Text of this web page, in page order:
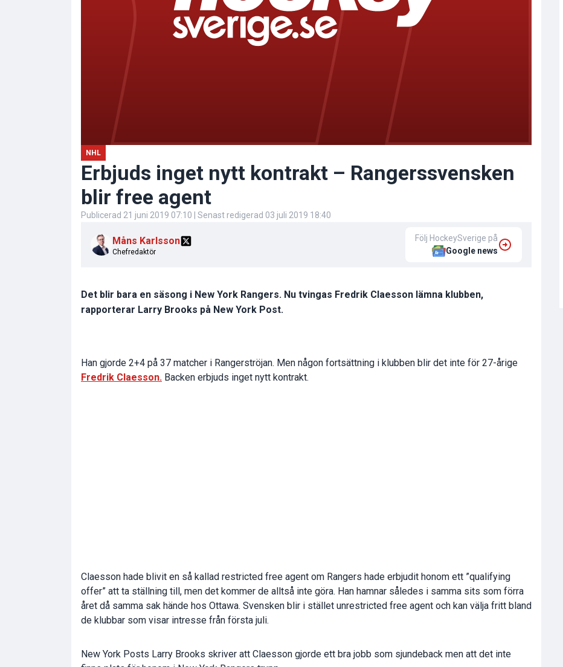
NHL
Erbjuds inget nytt kontrakt – Rangerssvensken
blir free agent
Publicerad 21 juni 2019 07:10 | Senast redigerad 03 juli 2019 18:40
Måns Karlsson
Chefredaktör
Följ HockeySverige på
Google news
Det blir bara en säsong i New York Rangers. Nu tvingas Fredrik Claesson lämna klubben,
rapporterar Larry Brooks på New York Post.
Han gjorde 2+4 på 37 matcher i Rangerströjan. Men någon fortsättning i klubben blir det inte för 27-årige
Fredrik Claesson. Backen erbjuds inget nytt kontrakt.
Claesson hade blivit en så kallad restricted free agent om Rangers hade erbjudit honom ett ”qualifying
offer” att ta ställning till, men det kommer de alltså inte göra. Han hamnar således i samma sits som förra
året då samma sak hände hos Ottawa. Svensken blir i stället unrestricted free agent och kan välja fritt bland
de klubbar som visar intresse från första juli.
New York Posts Larry Brooks skriver att Claesson gjorde ett bra jobb som sjundeback men att det inte